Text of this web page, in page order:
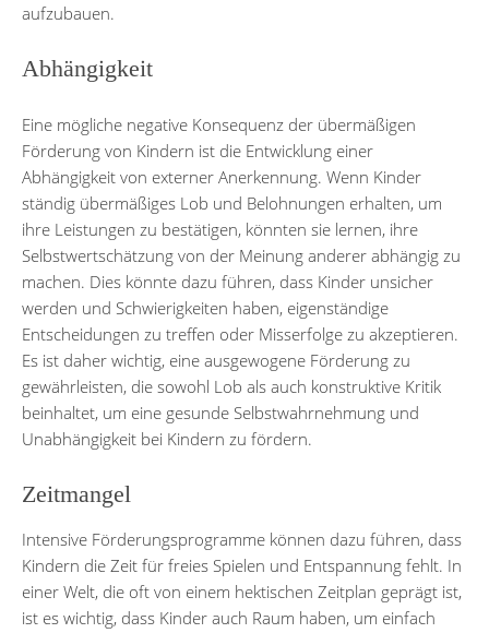
aufzubauen.
Abhängigkeit
Eine mögliche negative Konsequenz der übermäßigen
Förderung von Kindern ist die Entwicklung einer
Abhängigkeit von externer Anerkennung. Wenn Kinder
ständig übermäßiges Lob und Belohnungen erhalten, um
ihre Leistungen zu bestätigen, könnten sie lernen, ihre
Selbstwertschätzung von der Meinung anderer abhängig zu
machen. Dies könnte dazu führen, dass Kinder unsicher
werden und Schwierigkeiten haben, eigenständige
Entscheidungen zu treffen oder Misserfolge zu akzeptieren.
Es ist daher wichtig, eine ausgewogene Förderung zu
gewährleisten, die sowohl Lob als auch konstruktive Kritik
beinhaltet, um eine gesunde Selbstwahrnehmung und
Unabhängigkeit bei Kindern zu fördern.
Zeitmangel
Intensive Förderungsprogramme können dazu führen, dass
Kindern die Zeit für freies Spielen und Entspannung fehlt. In
einer Welt, die oft von einem hektischen Zeitplan geprägt ist,
ist es wichtig, dass Kinder auch Raum haben, um einfach